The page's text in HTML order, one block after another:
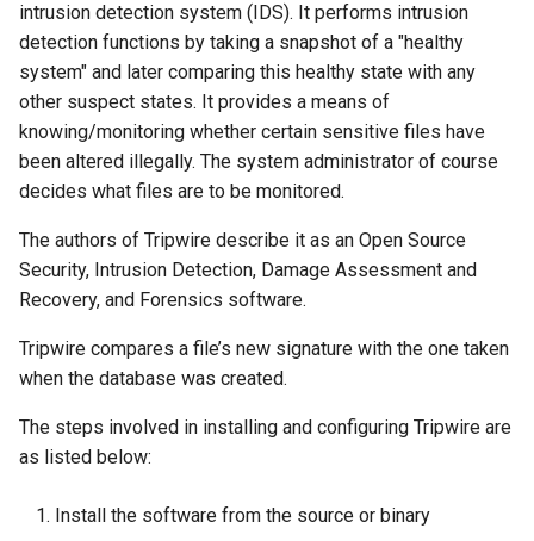
intrusion detection system (IDS). It performs intrusion
detection functions by taking a snapshot of a "healthy
system" and later comparing this healthy state with any
other suspect states. It provides a means of
knowing/monitoring whether certain sensitive files have
been altered illegally. The system administrator of course
decides what files are to be monitored.
The authors of Tripwire describe it as an Open Source
Security, Intrusion Detection, Damage Assessment and
Recovery, and Forensics software.
Tripwire compares a file’s new signature with the one taken
when the database was created.
The steps involved in installing and configuring Tripwire are
as listed below:
Install the software from the source or binary